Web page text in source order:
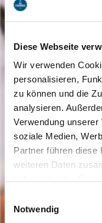
Diese Webseite
Wir verwenden
personalisieren,
zu können und die
analysieren.
Verwendung
soziale Medien,
Partner führen diese
weiteren Daten
Cookies, wenn Sie
Notwendig